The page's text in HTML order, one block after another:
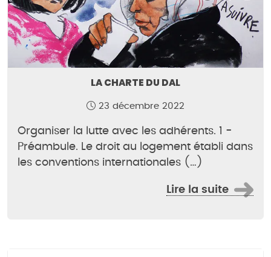
LA CHARTE DU DAL
23 décembre 2022
Organiser la lutte avec les adhérents. 1 -
Préambule. Le droit au logement établi dans
les conventions internationales (…)
Lire la suite